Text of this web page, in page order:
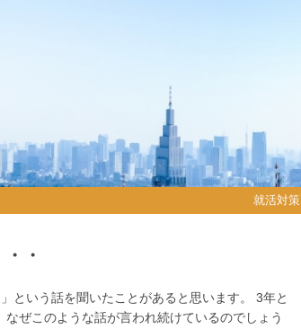
就活対策
・
という話を聞いたことがあると思います。 3年と
ぜこのような話が言われ続けているのでしょう